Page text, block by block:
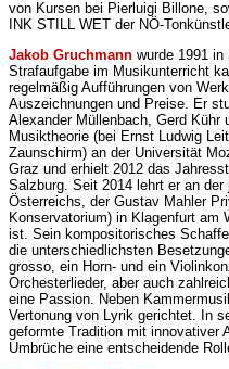
von Kursen bei Pierluigi Billone,
INK STILL WET der NÖ-
Jakob Gruchmann wurde 1991 in
Strafaufgabe im Musikunterricht
regelmäßig Aufführungen von
Auszeichnungen und Preise. Er
Alexander Müllenbach, Gerd Kühr
Musiktheorie (bei Ernst Ludwig
Zaunschirm) an der Universität
Graz und erhielt 2012 das
Salzburg. Seit 2014 lehrt er an
Österreichs, der Gustav Mahler
Konservatorium) in Klagenfurt am
ist. Sein kompositorisches
die unterschiedlichsten
grosso, ein Horn- und ein
Orchesterlieder, aber auch
eine Passion. Neben
Vertonung von Lyrik gerichtet. In
geformte Tradition mit innovativer
Umbrüche eine entscheidende